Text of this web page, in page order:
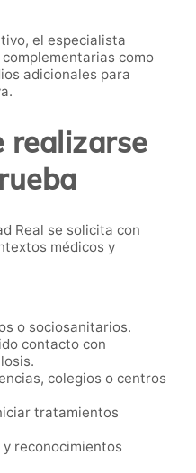
el especialista
como
adicionales para
realizarse
Real se solicita con
médicos y
o sociosanitarios.
contacto con
colegios o centros
tratamientos
reconocimientos